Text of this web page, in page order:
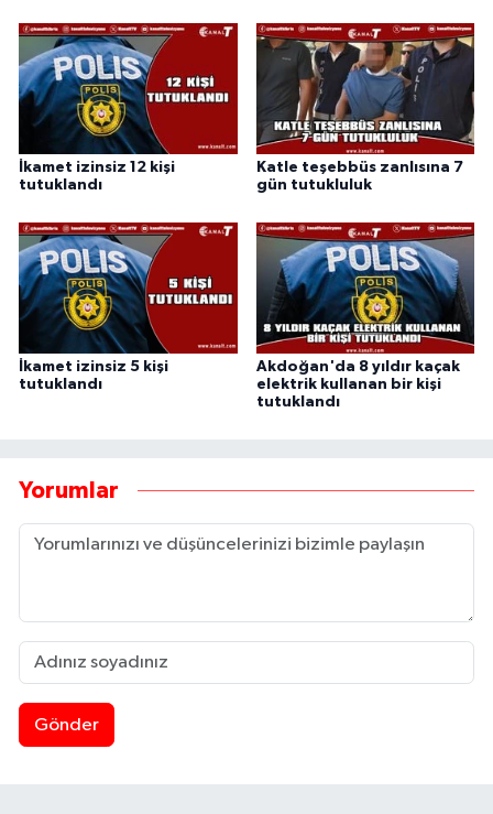
İkamet izinsiz 12 kişi
tutuklandı
Katle teşebbüs zanlısına 7
gün tutukluluk
İkamet izinsiz 5 kişi
tutuklandı
Akdoğan'da 8 yıldır kaçak
elektrik kullanan bir kişi
tutuklandı
Yorumlar
Gönder